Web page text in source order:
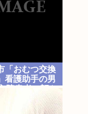
「おむつ交換
看護助手の男
患者の顔や
ガさせた疑